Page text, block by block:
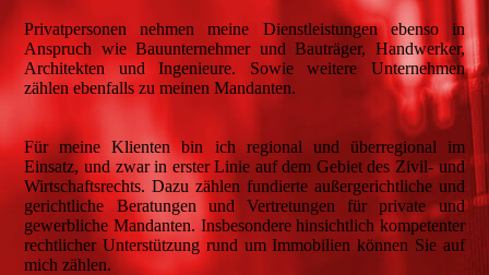
Privatpersonen nehmen meine Dienstleistungen ebenso in
Anspruch wie Bauunternehmer und Bauträger, Handwerker,
Architekten und Ingenieure. Sowie weitere Unternehmen
zählen ebenfalls zu meinen Mandanten.
Für meine Klienten bin ich regional und überregional im
Einsatz, und zwar in erster Linie auf dem Gebiet des Zivil- und
Wirtschaftsrechts. Dazu zählen fundierte außergerichtliche und
gerichtliche Beratungen und Vertretungen für private und
gewerbliche Mandanten. Insbesondere hinsichtlich kompetenter
rechtlicher Unterstützung rund um Immobilien können Sie auf
mich zählen.